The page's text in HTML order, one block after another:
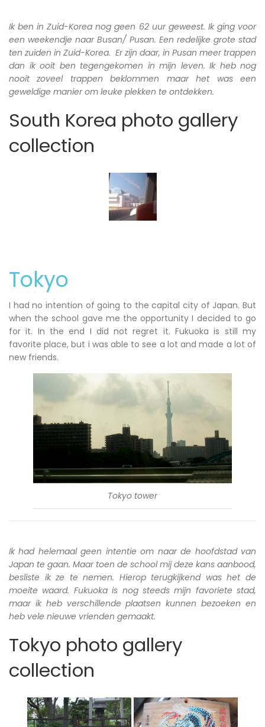
Ik ben in Zuid-Korea nog geen 62 uur geweest. Ik ging voor
een weekendje naar Busan/ Pusan. Een redelijke grote stad
ten zuiden in Zuid-Korea. Er zijn daar, in Pusan meer trappen
dan ik ooit ben tegengekomen in mijn leven. Ik heb nog
nooit zoveel trappen beklommen maar het was een
geweldige manier om leuke plekken te ontdekken.
South Korea photo gallery
collection
Tokyo
I had no intention of going to the capital city of Japan. But
when the school gave me the opportunity I decided to go
for it. In the end I did not regret it. Fukuoka is still my
favorite place, but i was able to see a lot and made a lot of
new friends.
Tokyo tower
Ik had helemaal geen intentie om naar de hoofdstad van
Japan te gaan. Maar toen de school mij deze kans aanbood,
besliste ik ze te nemen. Hierop terugkijkend was het de
moeite waard. Fukuoka is nog steeds mijn favoriete stad,
maar ik heb verschillende plaatsen kunnen bezoeken en
heb vele nieuwe vrienden gemaakt.
Tokyo photo gallery
collection